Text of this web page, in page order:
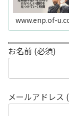
www.enp.of-
お名前 (必須)
メールアドレス